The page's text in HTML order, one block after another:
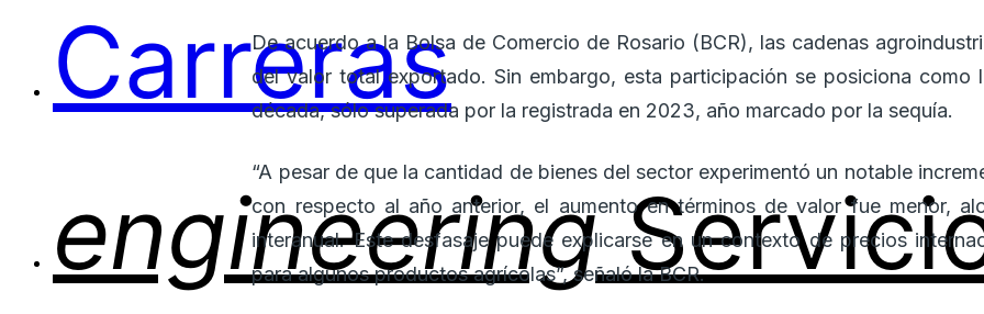
Carreras
engineering
De acuerdo a la Bolsa de Comercio de Rosario (BCR), las cadenas
del valor total exportado. Sin embargo, esta participación se posiciona como
década, sólo superada por la registrada en 2023, año marcado por la sequía.
“A pesar de que la cantidad de bienes del sector experimentó un notable
con respecto al año anterior, el aumento en términos de valor fue menor,
interanual. Este desfasaje puede explicarse en un contexto de precios
para algunos productos agrícolas”, señaló la BCR.